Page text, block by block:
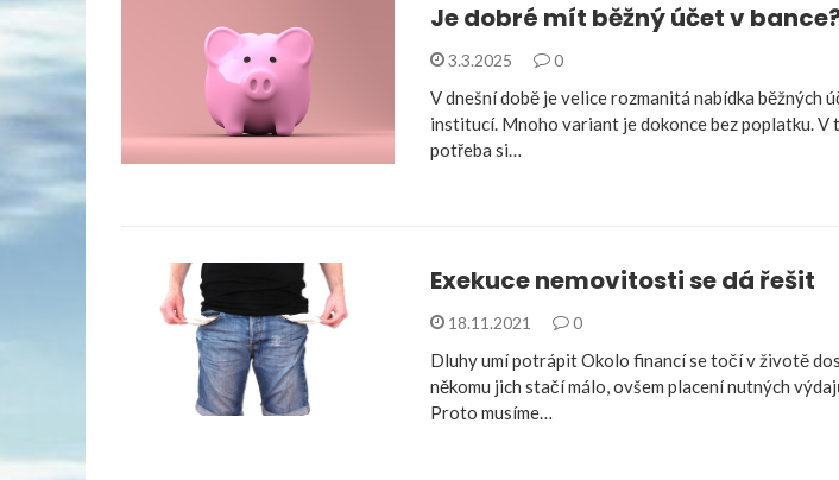
Je dobré mít běžný účet v
3.3.2025 0
V dnešní době je velice rozmanitá nabídka běžných
institucí. Mnoho variant je dokonce bez poplatku. V
potřeba si…
Exekuce nemovitosti se dá řešit
18.11.2021 0
Dluhy umí potrápit Okolo financí se točí v životě
někomu jich stačí málo, ovšem placení nutných
Proto musíme…